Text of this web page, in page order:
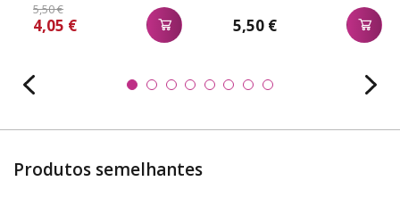
5,50 €
4,05 € 5,50 €
Produtos semelhantes